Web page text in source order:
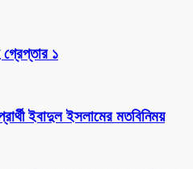
১
ইবাদুল ইসলামের মতবিনিময়